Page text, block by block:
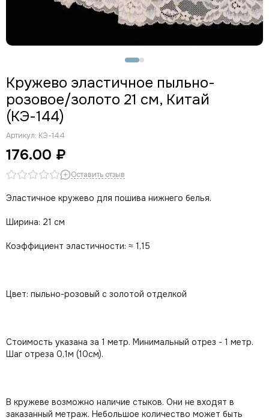
Кружево эластичное пыльно-
розовое/золото 21 см, Китай
(КЭ-144)
Артикул: КЭ-144
176.00 ₽
Оставить отзыв
Эластичное кружево для пошива нижнего белья.
Ширина: 21 см
Коэффициент эластичности: ≈ 1,15
Цвет: пыльно-розовый с золотой отделкой
Стоимость указана за 1 метр. Минимальный отрез - 1 метр.
Шаг отреза 0,1м (10см).
В кружеве возможно наличие стыков. Они не входят в
заказанный метраж. Небольшое количество может быть